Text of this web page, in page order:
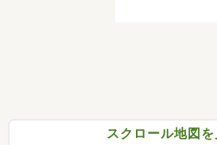
スクロール地図を